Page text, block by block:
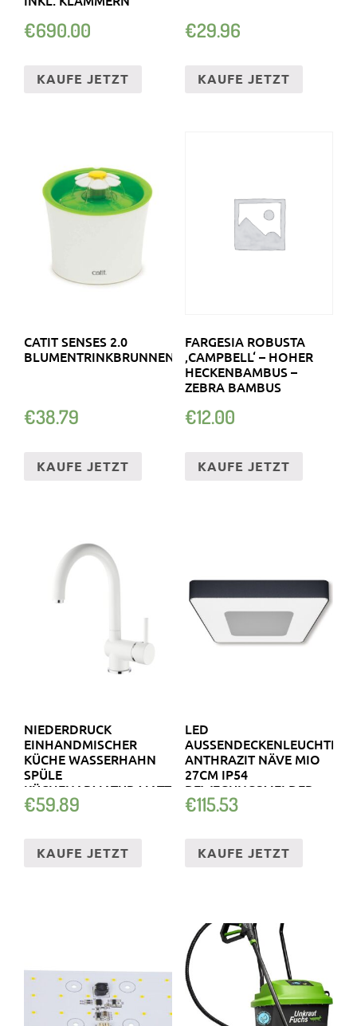
€690.00
KAUFE JETZT
€29.96
KAUFE JETZT
CATIT SENSES 2.0
BLUMENTRINKBRUNNEN
€38.79
KAUFE JETZT
FARGESIA ROBUSTA
‚CAMPBELL‘ – HOHER
HECKENBAMBUS –
ZEBRA BAMBUS
€12.00
KAUFE JETZT
NIEDERDRUCK
EINHANDMISCHER
KÜCHE WASSERHAHN
SPÜLE
KÜCHENARMATUR MATT
WEISS
€59.89
KAUFE JETZT
LED
AUSSENDECKENLEUCHTE A
NTHRAZIT NÄVE MIO 2
7CM IP54 B
EWEGUNGSMELDER E
CKIG
€115.53
KAUFE JETZT